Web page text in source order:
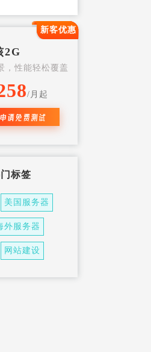
租用如何选
怎么样？
大汇总
对电子商务的
VPS主机与独
主机及特
务的那些坑 其
务器在国内如
新客优惠
2G
，性能轻松覆盖
/月起
申请免费测试
标签
美国服务器
外服务器
网站建设